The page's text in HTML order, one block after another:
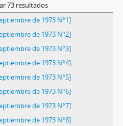
73 resultados
de 1973 N°1]
de 1973 N°2]
de 1973 N°3]
de 1973 N°4]
de 1973 N°5]
de 1973 N°6]
de 1973 N°7]
de 1973 N°8]